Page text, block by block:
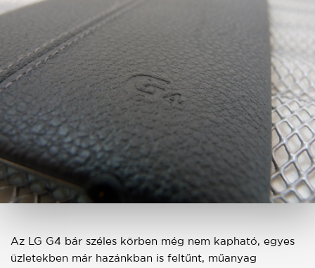
Az LG G4 bár széles körben még nem kapható, egyes
üzletekben már hazánkban is feltűnt, műanyag